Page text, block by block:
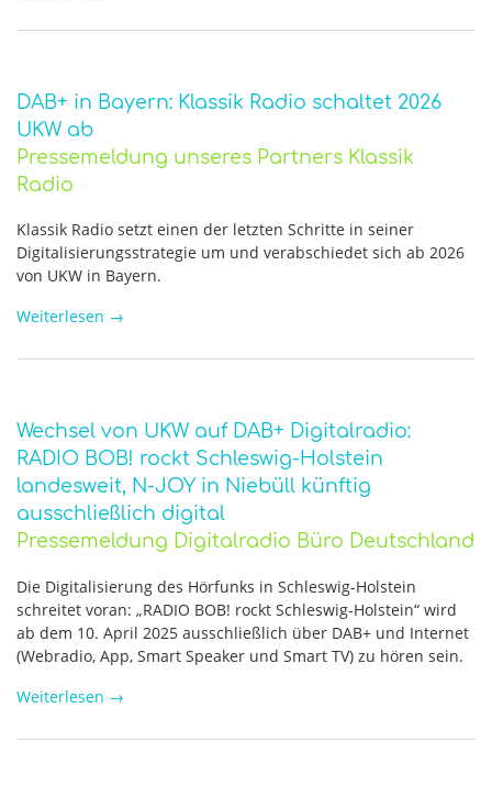
DAB+ in Bayern: Klassik Radio schaltet 2026
UKW ab
Pressemeldung unseres Partners Klassik
Radio
Klassik Radio setzt einen der letzten Schritte in seiner
Digitalisierungsstrategie um und verabschiedet sich ab 2026
von UKW in Bayern.
Weiterlesen →
Wechsel von UKW auf DAB+ Digitalradio:
RADIO BOB! rockt Schleswig-Holstein
landesweit, N-JOY in Niebüll künftig
ausschließlich digital
Pressemeldung Digitalradio Büro Deutschland
Die Digitalisierung des Hörfunks in Schleswig-Holstein
schreitet voran: „RADIO BOB! rockt Schleswig-Holstein“ wird
ab dem 10. April 2025 ausschließlich über DAB+ und Internet
(Webradio, App, Smart Speaker und Smart TV) zu hören sein.
Weiterlesen →